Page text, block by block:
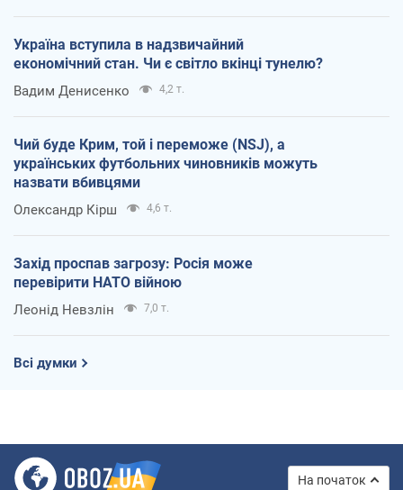
Україна вступила в надзвичайний
економічний стан. Чи є світло вкінці тунелю?
Вадим Денисенко 4,2 т.
Чий буде Крим, той і переможе (NSJ), а
українських футбольних чиновників можуть
назвати вбивцями
Олександр Кірш 4,6 т.
Захід проспав загрозу: Росія може
перевірити НАТО війною
Леонід Невзлін 7,0 т.
Всі думки
На початок